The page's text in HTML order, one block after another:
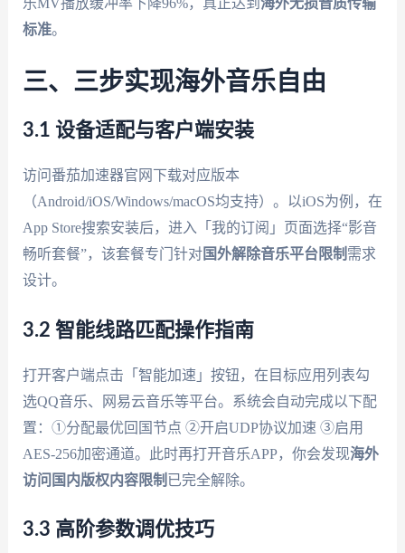
乐MV播放缓冲率下降96%，真正达到 海外无损音质传输
标准。
三、三步实现海外音乐自由
3.1 设备适配与客户端安装
访问番茄加速器官网下载对应版本
（Android/iOS/Windows/macOS均支持）。以iOS为例，在
App Store搜索安装后，进入「我的订阅」页面选择“影音
畅听套餐”，该套餐专门针对国外解除音乐平台限制 需求
设计。
3.2 智能线路匹配操作指南
打开客户端点击「智能加速」按钮，在目标应用列表勾
选QQ音乐、网易云音乐等平台。系统会自动完成以下配
置：①分配最优回国节点 ②开启UDP协议加速 ③启用
AES-256加密通道。此时再打开音乐APP，你会发现海外
访问国内版权内容限制 已完全解除。
3.3 高阶参数调优技巧